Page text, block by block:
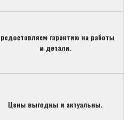
гарантию на работы
и детали.
Цены выгодны и актуальны.